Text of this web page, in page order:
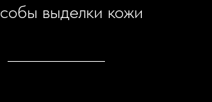
выделки кожи